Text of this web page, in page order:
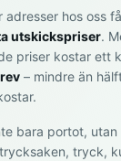
adresser hos oss
utskickspriser.
priser kostar ett
– mindre än
bara portot, utan
tryck,